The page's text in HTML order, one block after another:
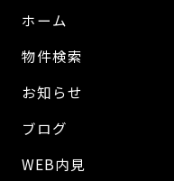
ホーム
物件検索
お知らせ
ブログ
WEB内見